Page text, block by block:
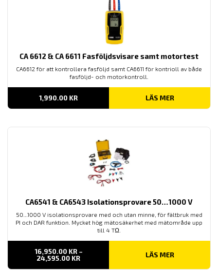
CA 6612 & CA 6611 Fasföljdsvisare samt motortest
CA6612 för att kontrollera fasföljd samt CA6611 för kontrioll av både
fasföljd- och motorkontroll.
1,990.00 KR LÄS MER
CA6541 & CA6543 Isolationsprovare 50…1000 V
50...1000 V isolationsprovare med och utan minne, för fältbruk med
PI och DAR funktion. Mycket hög mätosäkerhet med mätområde upp
till 4 TΩ.
16,950.00 KR –
24,595.00 KRPRISINTERVALL:
LÄS MER